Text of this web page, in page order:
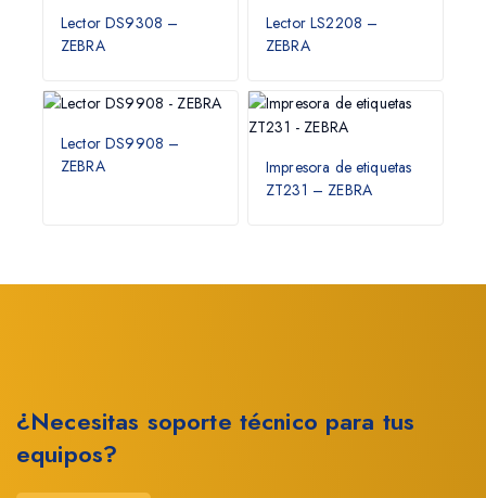
Lector DS9308 –
ZEBRA
Lector LS2208 –
ZEBRA
Lector DS9908 –
ZEBRA
Impresora de etiquetas
ZT231 – ZEBRA
¿Necesitas soporte técnico para tus
equipos?